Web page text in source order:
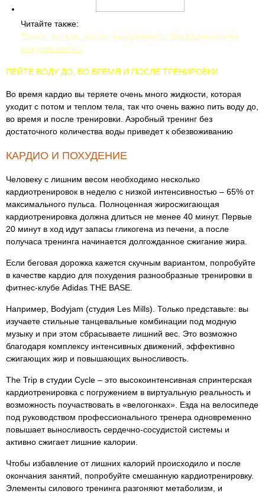
Читайте также:
Творог: польза, состав, калорийность. Как проверить на
натуральность?
ПЕЙТЕ ВОДУ ДО, ВО ВРЕМЯ И ПОСЛЕ ТРЕНИРОВКИ
Во время кардио вы теряете очень много жидкости, которая
уходит с потом и теплом тела, так что очень важно пить воду до,
во время и после тренировки. Аэробный тренинг без
достаточного количества воды приведет к обезвоживанию
КАРДИО И ПОХУДЕНИЕ
Человеку с лишним весом необходимо несколько
кардиотренировок в неделю с низкой интенсивностью – 65% от
максимального пульса. Полноценная жиросжигающая
кардиотренировка должна длиться не менее 40 минут. Первые
20 минут в ход идут запасы гликогена из печени, а после
получаса тренинга начинается долгожданное сжигание жира.
Если беговая дорожка кажется скучным вариантом, попробуйте
в качестве кардио для похудения разнообразные тренировки в
фитнес-клубе Adidas THE BASE.
Например, Bodyjam (студия Les Mills). Только представьте: вы
изучаете стильные танцевальные комбинации под модную
музыку и при этом сбрасываете лишний вес. Это возможно
благодаря комплексу интенсивных движений, эффективно
сжигающих жир и повышающих выносливость.
The Trip в студии Cycle – это высокоинтенсивная спринтерская
кардиотренировка с погружением в виртуальную реальность и
возможность поучаствовать в «велогонках». Езда на велосипеде
под руководством профессионального тренера одновременно
повышает выносливость сердечно-сосудистой системы и
активно сжигает лишние калории.
Чтобы избавление от лишних калорий происходило и после
окончания занятий, попробуйте смешанную кардиотренировку.
Элементы силового тренинга разгоняют метаболизм, и